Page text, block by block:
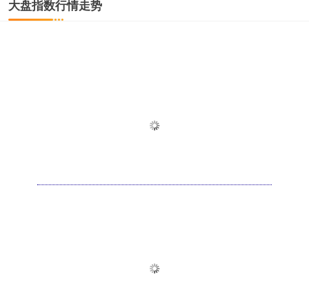
大盘指数行情走势